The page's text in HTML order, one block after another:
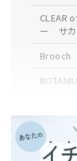
CLEAR
ー サカ
Brooch
torch（
Emma